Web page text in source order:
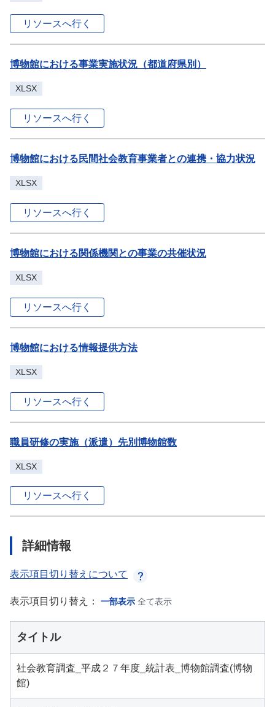
リソースへ行く
博物館における事業実施状況（都道府県別）
XLSX
リソースへ行く
博物館における民間社会教育事業者との連携・協力状況
XLSX
リソースへ行く
博物館における関係機関との事業の共催状況
XLSX
リソースへ行く
博物館における情報提供方法
XLSX
リソースへ行く
職員研修の実施（派遣）先別博物館数
XLSX
リソースへ行く
詳細情報
表示項目切り替えについて
表示項目切り替え： 一部表示 全て表示
タイトル
社会教育調査_平成２７年度_統計表_博物館調査(博物
館)